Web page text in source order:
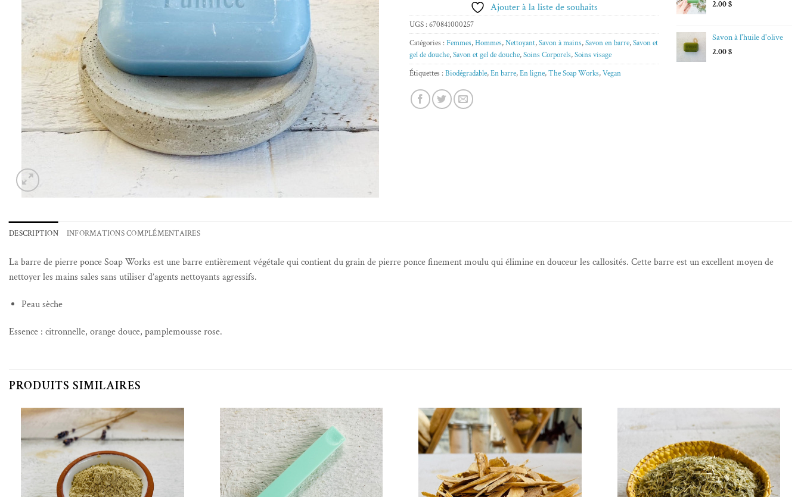
Ajouter à la liste de souhaits
UGS : 670841000257
Catégories : Femmes,Hommes,Nettoyant,Savon à mains,Savon en barre,Savon et
gel de douche,Savon et gel de douche,Soins Corporels,Soins visage
Étiquettes : Biodégradable,En barre,En ligne,The Soap Works,Vegan
2.00$
Savon à l'huile d'olive
2.00$
DESCRIPTION INFORMATIONS COMPLÉMENTAIRES
La barre de pierre ponce Soap Works est une barre entièrement végétale qui contient du grain de pierre ponce finement moulu qui élimine en douceur les callosités. Cette barre est un excellent moyen de
nettoyer les mains sales sans utiliser d’agents nettoyants agressifs.
Peau sèche
Essence : citronnelle, orange douce, pamplemousse rose.
PRODUITS SIMILAIRES
Ajouter à la liste de souhaits Ajouter à la liste de souhaits Ajouter à la liste de souhaits Ajouter à la liste de souhaits